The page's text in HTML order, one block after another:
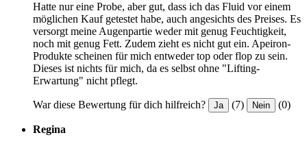
Hatte nur eine Probe, aber gut, dass ich das Fluid vor einem
möglichen Kauf getestet habe, auch angesichts des Preises. Es
versorgt meine Augenpartie weder mit genug Feuchtigkeit,
noch mit genug Fett. Zudem zieht es nicht gut ein. Apeiron-
Produkte scheinen für mich entweder top oder flop zu sein.
Dieses ist nichts für mich, da es selbst ohne "Lifting-
Erwartung" nicht pflegt.
War diese Bewertung für dich hilfreich? Ja (7) Nein (0)
Regina